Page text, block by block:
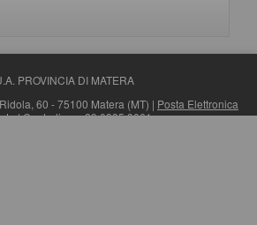
PROVINCIA DI MATERA
60 - 75100 Matera (MT) | Posta Elettronica
| Centralino: +39 0835 3061